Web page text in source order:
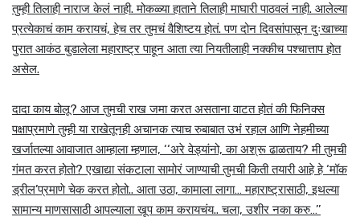
तुम्ही तिलाही नाराज केलं नाही. मोकळ्या हाताने तिलाही माघारी पाठवलं नाही. आलेल्या
प्रत्येकाचं काम करायचं, हेच तर तुमचं वैशिष्टय होतं. पण दोन दिवसांपासून दुःखाच्या
पुरात आकंठ बुडालेला महाराष्ट्र पाहून आता त्या नियतीलाही नक्कीच पश्चात्ताप होत
असेल.
दादा काय बोलू? आज तुमची राख जमा करत असताना वाटत होतं की फिनिक्स
पक्षाप्रमाणे तुम्ही या राखेतूनही अचानक त्याच रुबाबात उभं रहाल आणि नेहमीच्या
खर्जातल्या आवाजात आम्हाला म्हणाल, ‘‘अरे वेड्यांनो, का अश्रू ढाळताय? मी तुमची
गंमत करत होतो? एखाद्या संकटाला सामोरं जाण्याची तुमची किती तयारी आहे हे ‘मॉक
ड्रील’प्रमाणे चेक करत होतो.. आता उठा, कामाला लागा… महाराष्ट्रासाठी, इथल्या
सामान्य माणसासाठी आपल्याला खूप काम करायचंय.. चला, उशीर नका करु…’’